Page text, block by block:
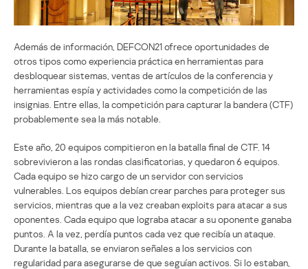
Además de información, DEFCON21 ofrece oportunidades de
otros tipos como experiencia práctica en herramientas para
desbloquear sistemas, ventas de artículos de la conferencia y
herramientas espía y actividades como la competición de las
insignias. Entre ellas, la competición para capturar la bandera (CTF)
probablemente sea la más notable.
Este año, 20 equipos compitieron en la batalla final de CTF. 14
sobrevivieron a las rondas clasificatorias, y quedaron 6 equipos.
Cada equipo se hizo cargo de un servidor con servicios
vulnerables. Los equipos debían crear parches para proteger sus
servicios, mientras que a la vez creaban exploits para atacar a sus
oponentes. Cada equipo que lograba atacar a su oponente ganaba
puntos. A la vez, perdía puntos cada vez que recibía un ataque.
Durante la batalla, se enviaron señales a los servicios con
regularidad para asegurarse de que seguían activos. Si lo estaban,